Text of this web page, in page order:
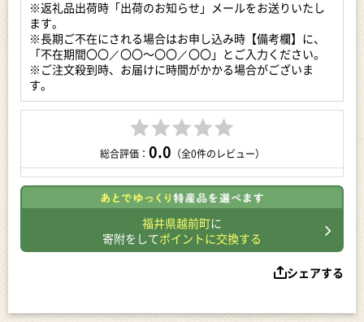
※返礼品出荷時「出荷のお知らせ」メールをお送りいたし
ます。
※長期ご不在にされる場合はお申し込み時【備考欄】に、
「不在期間〇〇／〇〇～〇〇／〇〇」とご入力ください。
※ご注文殺到時、お届けに時間がかかる場合がございま
す。
総合評価： 0.0 （全0件のレビュー）
福井県越前町に
寄附をしてポイントに交換する
シェアする